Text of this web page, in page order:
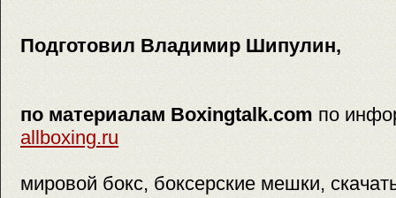
Подготовил Владимир Шипулин,
по материалам Boxingtalk.com по
allboxing.ru
мировой бокс, боксерские мешки,